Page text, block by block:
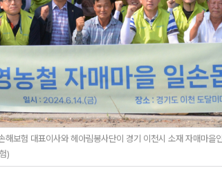
보험 대표이사와 헤아림봉사단이 경기 이천시 소재 자매마을
)